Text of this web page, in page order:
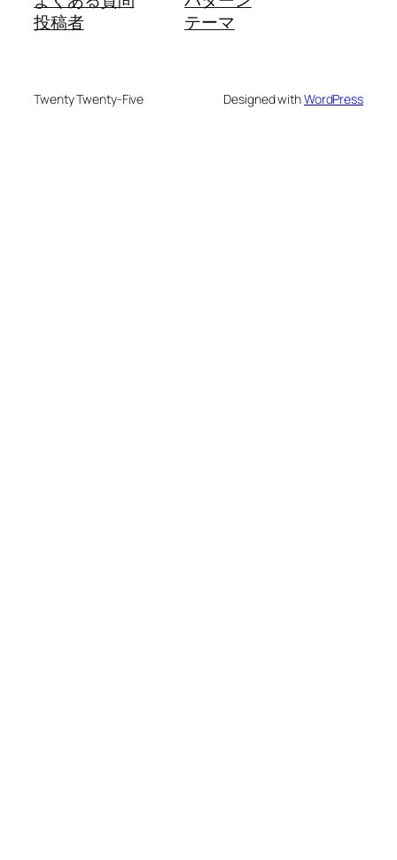
投稿者
テーマ
Twenty Twenty-Five Designed withWordPress